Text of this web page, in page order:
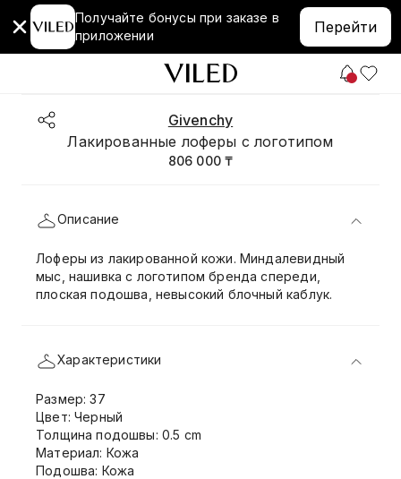
Получайте бонусы при заказе в
приложении
Перейти
Givenchy
Лакированные лоферы с логотипом
806 000 ₸
Описание
Лоферы из лакированной кожи. Миндалевидный
мыс, нашивка с логотипом бренда спереди,
плоская подошва, невысокий блочный каблук.
Характеристики
Размер: 37
Цвет: Черный
Толщина подошвы: 0.5 cm
Материал: Кожа
Подошва: Кожа